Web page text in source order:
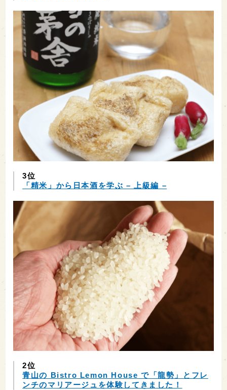
3位
「精米」から日本酒を学ぶ – 上級編 –
2位
青山の Bistro Lemon House で「龍勢」とフレ
ンチのマリアージュを体験してきました！